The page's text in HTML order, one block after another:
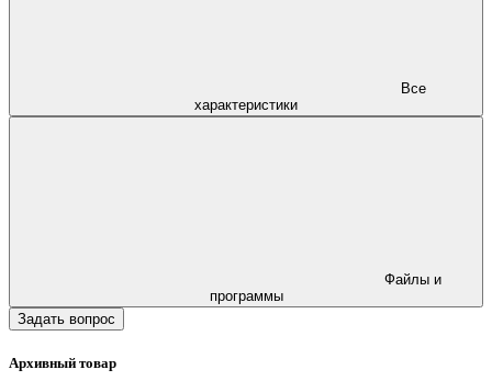
характеристики
программы
Задать вопрос
Архивный товар